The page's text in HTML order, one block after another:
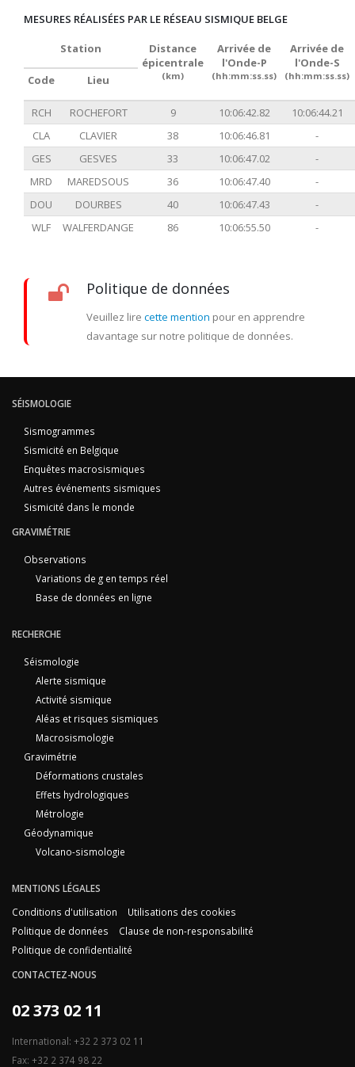
MESURES RÉALISÉES PAR LE RÉSEAU SISMIQUE BELGE
Station
Distance
épicentrale
(km)
Arrivée de
l'Onde-P
(hh:mm:ss.ss)
Arrivée de
l'Onde-S
(hh:mm:ss.ss)
Code Lieu
RCH ROCHEFORT 9 10:06:42.82
10:06:44.21
CLA
CLAVIER 38 10:06:46.81
-
GES
GESVES 33 10:06:47.02
-
MRD
MAREDSOUS 36 10:06:47.40
-
DOU
DOURBES 40 10:06:47.43
-
WLF
WALFERDANGE 86 10:06:55.50 -
Politique de données
Veuillez lire cette mention pour en apprendre
davantage sur notre politique de données.
SÉISMOLOGIE
Sismogrammes
Sismicité en Belgique
Enquêtes macrosismiques
Autres événements sismiques
Sismicité dans le monde
GRAVIMÉTRIE
Observations
Variations de g en temps réel
Base de données en ligne
RECHERCHE
Séismologie
Alerte sismique
Activité sismique
Aléas et risques sismiques
Macrosismologie
Gravimétrie
Déformations crustales
Effets hydrologiques
Métrologie
Géodynamique
Volcano-sismologie
MENTIONS LÉGALES
Conditions d'utilisation
Utilisations des cookies
Politique de données
Clause de non-responsabilité
Politique de confidentialité
CONTACTEZ-NOUS
02 373 02 11
International: +32 2 373 02 11
Fax: +32 2 374 98 22